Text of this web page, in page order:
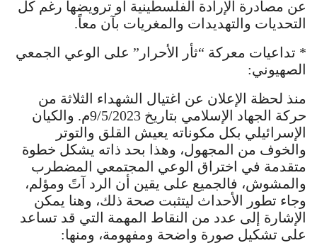
عن مصادرة الإرادة الفلسطينية أو ترويضها رغم كل
التحديات والتهديدات والمغريات بآن معاً.
* تداعيات معركة “ثأر الأحرار” على الوعي الجمعي
الصهيوني:
منذ لحظة الإعلان عن اغتيال الشهداء الثلاثة من
حركة الجهاد الإسلامي بتاريخ 9/5/2023م. والكيان
الإسرائيلي بكل مكوناته يعيش القلق والتوتر
والخوف من المجهول، وهذا بحد ذاته يشكل خطوة
متقدمة في اختراق الوعي المجتمعي المضطرب
والمشوش، فالجميع على يقين أن الرد آتً ومؤلم،
وجاء تطور الأحداث ليتثبت صحة ذلك، وهنا يمكن
الإشارة إلى عدد من النقاط المهمة التي قد تساعد
على تشكيل صورة واضحة ومفهومة، ومنها: